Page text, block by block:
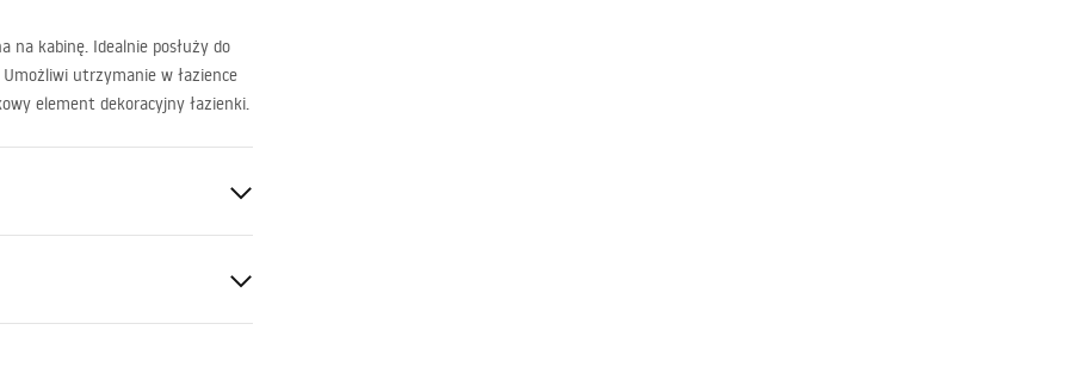
na kabinę. Idealnie posłuży do
utrzymanie w łazience
element dekoracyjny łazienki.